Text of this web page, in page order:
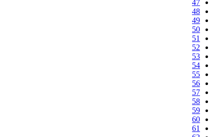
47
48
49
50
51
52
53
54
55
56
57
58
59
60
61